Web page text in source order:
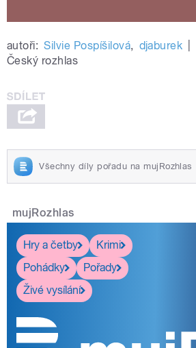
autoři: Silvie Pospíšilová, djaburek
Český rozhlas
Všechny díly pořadu na mujRozhlas
mujRozhlas
Hry a četby
Krimi
Pohádky
Pořady
Živé vysílání